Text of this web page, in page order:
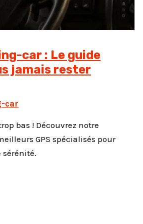
car : Le guide
jamais rester
car
bas ! Découvrez notre
GPS spécialisés pour
sérénité.